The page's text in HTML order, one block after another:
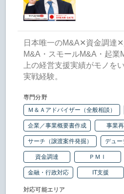
日本唯一のM&A✕資金調達
M&A・スモールM&A・起業
上の経営支援実績がモノを
実戦経験。
専門分野
Ｍ＆Ａアドバイザー（全般相談）
企業／事業概要書作成 事業
サーチ（譲渡案件発掘） デュー
資金調達 ＰＭＩ
金融・行政対応 IT支援
対応可能エリア